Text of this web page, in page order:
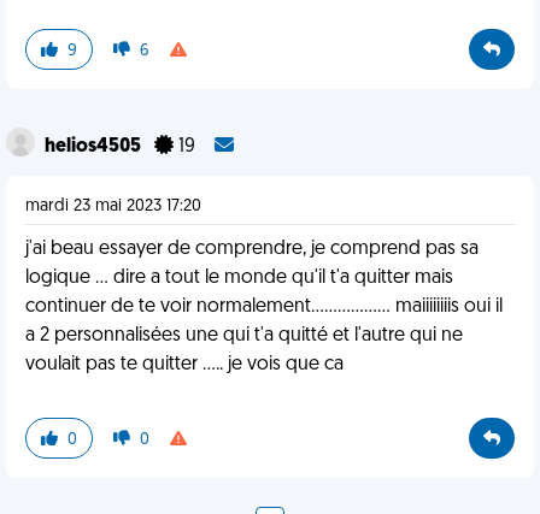
9 6
helios4505 19
mardi 23 mai 2023 17:20
j'ai beau essayer de comprendre, je comprend pas sa
logique ... dire a tout le monde qu'il t'a quitter mais
continuer de te voir normalement.................. maiiiiiiiis oui il
a 2 personnalisées une qui t'a quitté et l'autre qui ne
voulait pas te quitter ..... je vois que ca
0 0